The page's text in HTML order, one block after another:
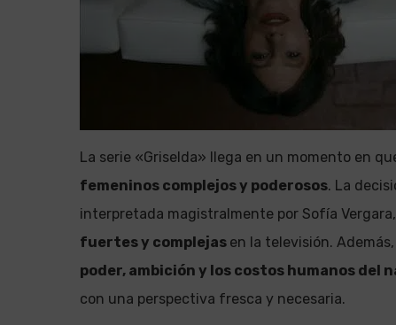
La serie «Griselda» llega en un momento en
femeninos complejos y poderosos. La
interpretada magistralmente por Sofía
fuertes y complejas en la televisión. Además,
poder, ambición y los costos humanos del
con una perspectiva fresca y necesaria.